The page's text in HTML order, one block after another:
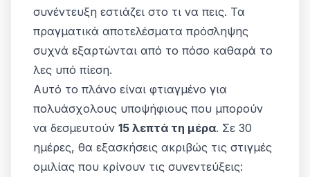
συνέντευξη εστιάζει στο τι να πεις. Τα
πραγματικά αποτελέσματα πρόσληψης
συχνά εξαρτώνται από το πόσο καθαρά το
λες υπό πίεση.
Αυτό το πλάνο είναι φτιαγμένο για
πολυάσχολους υποψήφιους που μπορούν
να δεσμευτούν 15 λεπτά τη μέρα. Σε 30
ημέρες, θα εξασκήσεις ακριβώς τις στιγμές
ομιλίας που κρίνουν τις συνεντεύξεις: